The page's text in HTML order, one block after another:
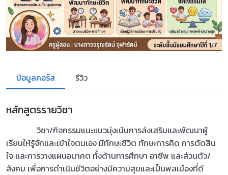
ข้อมูลคอร์ส รีวิว
หลักสูตรรายวิชา
วิชา/กิจกรรมแนะแนวมุ่งเน้นการส่งเสริมและพัฒนาผู้
เรียนให้รู้จักและเข้าใจตนเอง มีทักษะชีวิต ทักษะการคิด การตัดสิน
ใจ และการวางแผนอนาคต ทั้งด้านการศึกษา อาชีพ และส่วนตัว/
สังคม เพื่อการดำเนินชีวิตอย่างมีความสุขและเป็นพลเมืองที่ดี